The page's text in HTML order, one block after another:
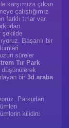
karşımıza çıkan
çalıştığımız
farklı tırlar var.
şekilde
Başarılı bir
süreler
Tır Park
bir 3d araba
Parkurları
kilidini